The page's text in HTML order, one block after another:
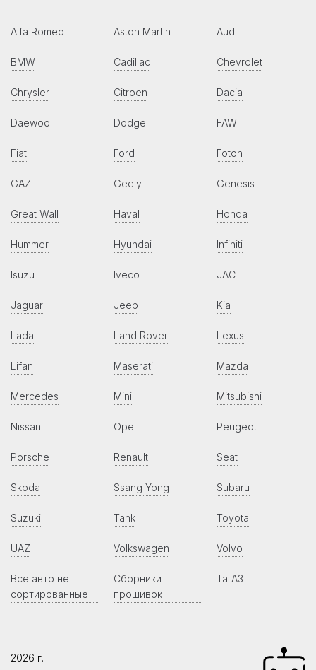
Alfa Romeo Aston Martin Audi
BMW Cadillac Chevrolet
Chrysler Citroen Dacia
Daewoo Dodge FAW
Fiat Ford Foton
GAZ Geely Genesis
Great Wall Haval Honda
Hummer Hyundai Infiniti
Isuzu Iveco JAC
Jaguar Jeep Kia
Lada Land Rover Lexus
Lifan Maserati Mazda
Mercedes Mini Mitsubishi
Nissan Opel Peugeot
Porsche Renault Seat
Skoda Ssang Yong Subaru
Suzuki Tank Toyota
UAZ Volkswagen Volvo
Все авто не
сортированные
Сборники
прошивок
ТагАЗ
2026 г.